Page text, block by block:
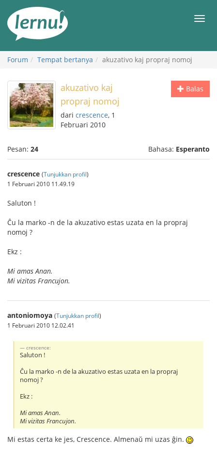
daftar
Forum Tempat bertanya akuzativo kaj propraj nomoj
Balas
akuzativo kaj
propraj nomoj
dari crescence, 1
Februari 2010
Pesan: 24 Bahasa: Esperanto
crescence (Tunjukkan profil)
1 Februari 2010 11.49.19
Saluton !
Ĉu la marko -n de la akuzativo estas uzata en la propraj
nomoj ?
Ekz :
Mi amas Anan.
Mi vizitas Francujon.
antoniomoya (Tunjukkan profil)
1 Februari 2010 12.02.41
crescence:
Saluton !
Ĉu la marko -n de la akuzativo estas uzata en la propraj
nomoj ?
Ekz :
Mi amas Anan.
Mi vizitas Francujon.
Mi estas certa ke jes, Crescence. Almenaŭ mi uzas ĝin.